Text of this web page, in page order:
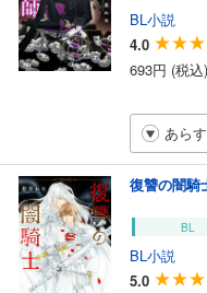
BL小説
4.0
693円 (税込)
あら
復讐の闇騎
BL
BL小説
5.0